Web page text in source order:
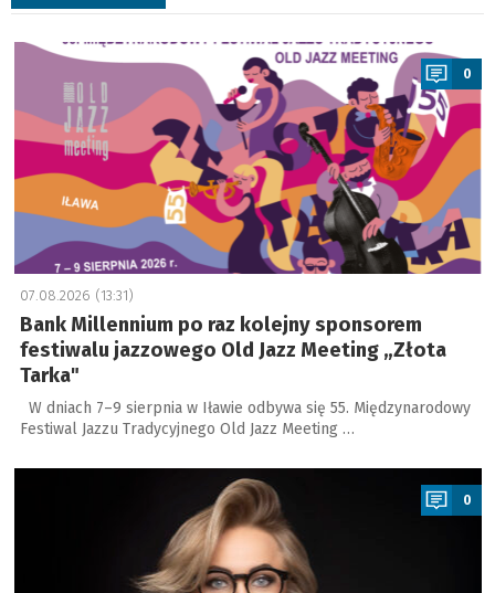
a
0
07.08.2026 (13:31)
Bank Millennium po raz kolejny sponsorem
festiwalu jazzowego Old Jazz Meeting „Złota
Tarka"
W dniach 7–9 sierpnia w Iławie odbywa się 55. Międzynarodowy
Festiwal Jazzu Tradycyjnego Old Jazz Meeting …
a
0